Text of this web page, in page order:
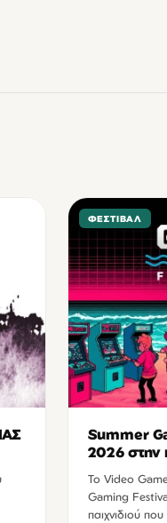
ΦΕΣΤΙΒΆΛ
Summer
2026
Το Video
Gaming
παιχνιδιού